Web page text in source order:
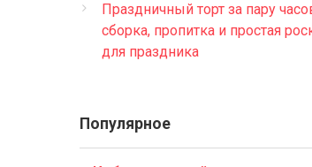
Праздничный торт за пару
сборка, пропитка и простая
для праздника
Популярное